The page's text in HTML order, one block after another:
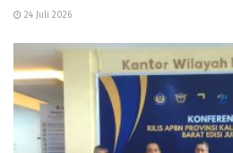
24 Juli 2026